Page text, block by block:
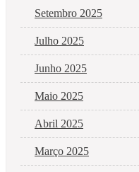
Setembro 2025
Julho 2025
Junho 2025
Maio 2025
Abril 2025
Março 2025